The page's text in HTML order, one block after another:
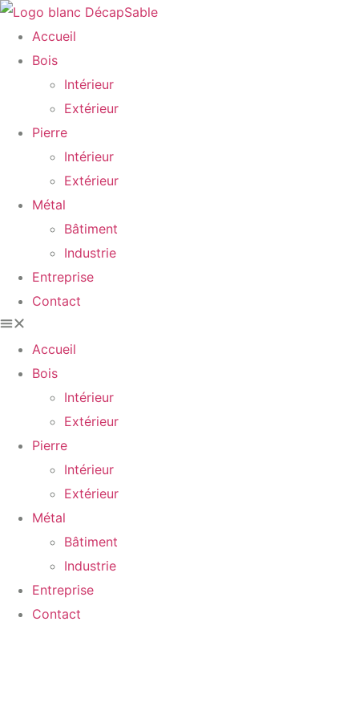
Accueil
Bois
Intérieur
Extérieur
Pierre
Intérieur
Extérieur
Métal
Bâtiment
Industrie
Entreprise
Contact
Accueil
Bois
Intérieur
Extérieur
Pierre
Intérieur
Extérieur
Métal
Bâtiment
Industrie
Entreprise
Contact